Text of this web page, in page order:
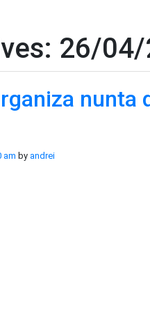
26/04/
nunta
am by andrei